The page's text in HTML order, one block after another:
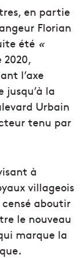
en partie
Florian
été «
l’axe
jusqu’à la
Urbain
tenu par
à
villageois
aboutir
le nouveau
marque la